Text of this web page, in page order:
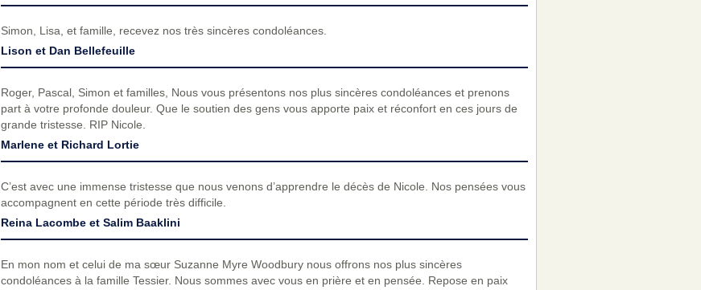
Simon, Lisa, et famille, recevez nos très sincères condoléances.
Lison et Dan Bellefeuille
Roger, Pascal, Simon et familles, Nous vous présentons nos plus sincères condoléances et prenons
part à votre profonde douleur. Que le soutien des gens vous apporte paix et réconfort en ces jours de
grande tristesse. RIP Nicole.
Marlene et Richard Lortie
C’est avec une immense tristesse que nous venons d’apprendre le décès de Nicole. Nos pensées vous
accompagnent en cette période très difficile.
Reina Lacombe et Salim Baaklini
En mon nom et celui de ma sœur Suzanne Myre Woodbury nous offrons nos plus sincères
condoléances à la famille Tessier. Nous sommes avec vous en prière et en pensée. Repose en paix